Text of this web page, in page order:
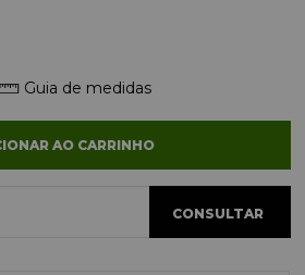
Guia de medidas
AO CARRINHO